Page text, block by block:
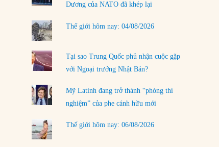
Dương của NATO đã khép lại
Thế giới hôm nay: 04/08/2026
Tại sao Trung Quốc phủ nhận cuộc gặp
với Ngoại trưởng Nhật Bản?
Mỹ Latinh đang trở thành “phòng thí
nghiệm” của phe cánh hữu mới
Thế giới hôm nay: 06/08/2026